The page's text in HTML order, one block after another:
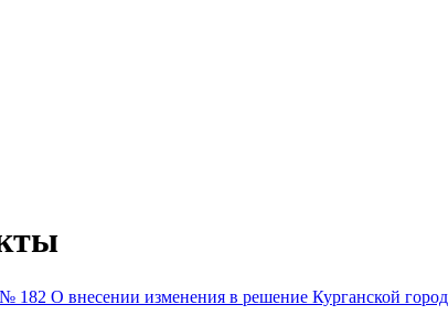
182 О внесении изменения в решение Курганской